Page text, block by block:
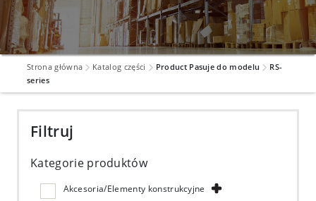
Strona główna Katalog części Product Pasuje do modelu
RS-
series
Filtruj
Kategorie produktów
Akcesoria/Elementy konstrukcyjne